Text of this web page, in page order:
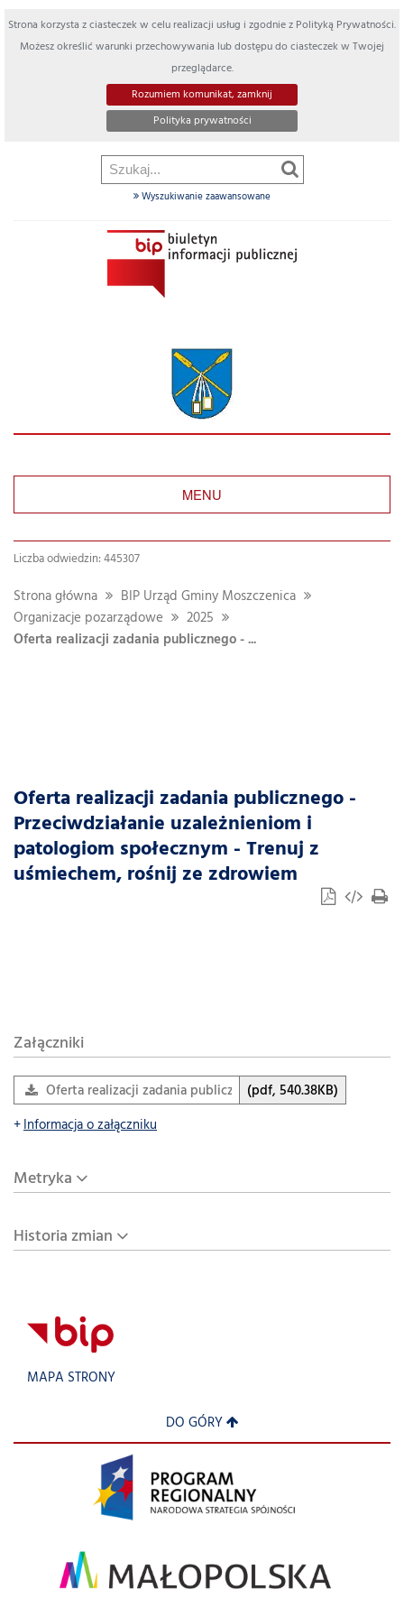
Strona korzysta z ciasteczek w celu realizacji usług i zgodnie z Polityką Prywatności.
Możesz określić warunki przechowywania lub dostępu do ciasteczek w Twojej
przeglądarce.
Rozumiem komunikat, zamknij
Polityka prywatności
Wyszukiwanie zaawansowane
MENU
Liczba odwiedzin: 445307
Strona główna
BIP Urząd Gminy Moszczenica
Organizacje pozarządowe
2025
Oferta realizacji zadania publicznego - ...
Oferta realizacji zadania publicznego -
Przeciwdziałanie uzależnieniom i
patologiom społecznym - Trenuj z
uśmiechem, rośnij ze zdrowiem
Załączniki
Oferta realizacji zadania publicznego - Trenuj z uśmiechem
(pdf, 540.38KB)
Informacja o załączniku
Metryka
Historia zmian
MAPA STRONY
DO GÓRY